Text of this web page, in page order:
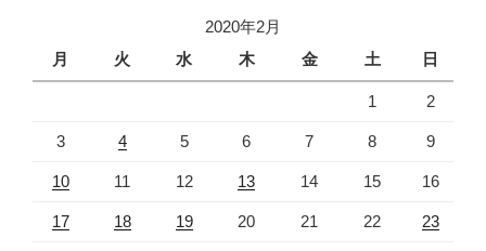
2020年2月
月
火 水 木 金 土 日
1 2
3 4 5 6 7 8 9
10 11 12 13 14 15 16
17 18 19 20 21 22 23